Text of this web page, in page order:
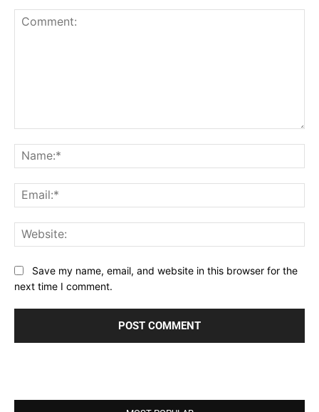
Save my name, email, and website in this browser for the
next time I comment.